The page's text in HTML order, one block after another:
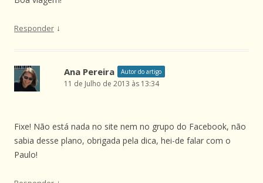
Responder ↓
Ana Pereira Autor do artigo
11 de Julho de 2013 às 13:34
Fixe! Não está nada no site nem no grupo do Facebook, não
sabia desse plano, obrigada pela dica, hei-de falar com o
Paulo!